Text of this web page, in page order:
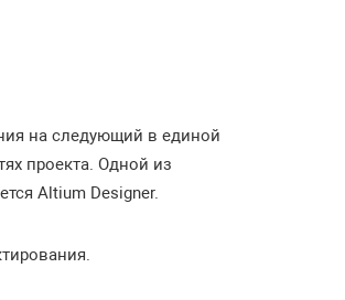
на следующий в единой
проекта. Одной из
Altium Designer.